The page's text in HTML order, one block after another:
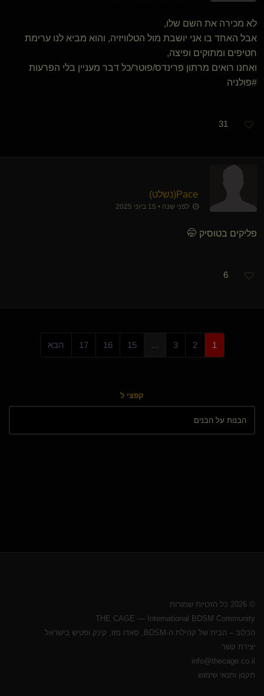
לא מכירה את השם שלו,
אבל האחד בו אני יושבת מול הטלוויזיה, והוא מביא לנו ערימת
חטיפים ומתוקים ופיצה,
ואחנו רואים מרתון פרינדס/פוטר/כל דבר מעניין בלי הפרעות
#פולניה
31
Pace​(נשלט)
לפני שנה • 15 ביוני 2025
פליקים בטוסיק 🤭
6
1
2
3
...
15
16
17 הבא
קפצי ל
© 2026 כל הזכויות שמורות
THE CAGE — International BDSM Community
הכלוב – הבית של קהילת ה-BDSM, סאדו מזו, קינק ופטיש בישראל
יצירת קשר
info@thecage.co.il
תקנון ותנאי שימוש